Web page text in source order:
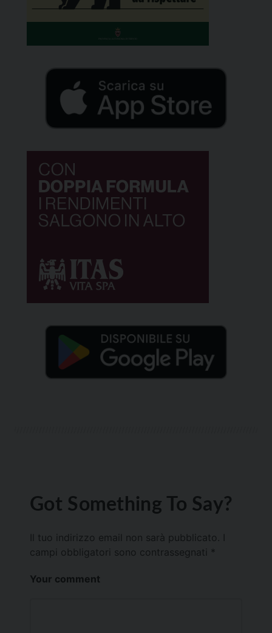
Got Something To Say?
Il tuo indirizzo email non sarà pubblicato.
campi obbligatori sono contrassegnati *
Your comment